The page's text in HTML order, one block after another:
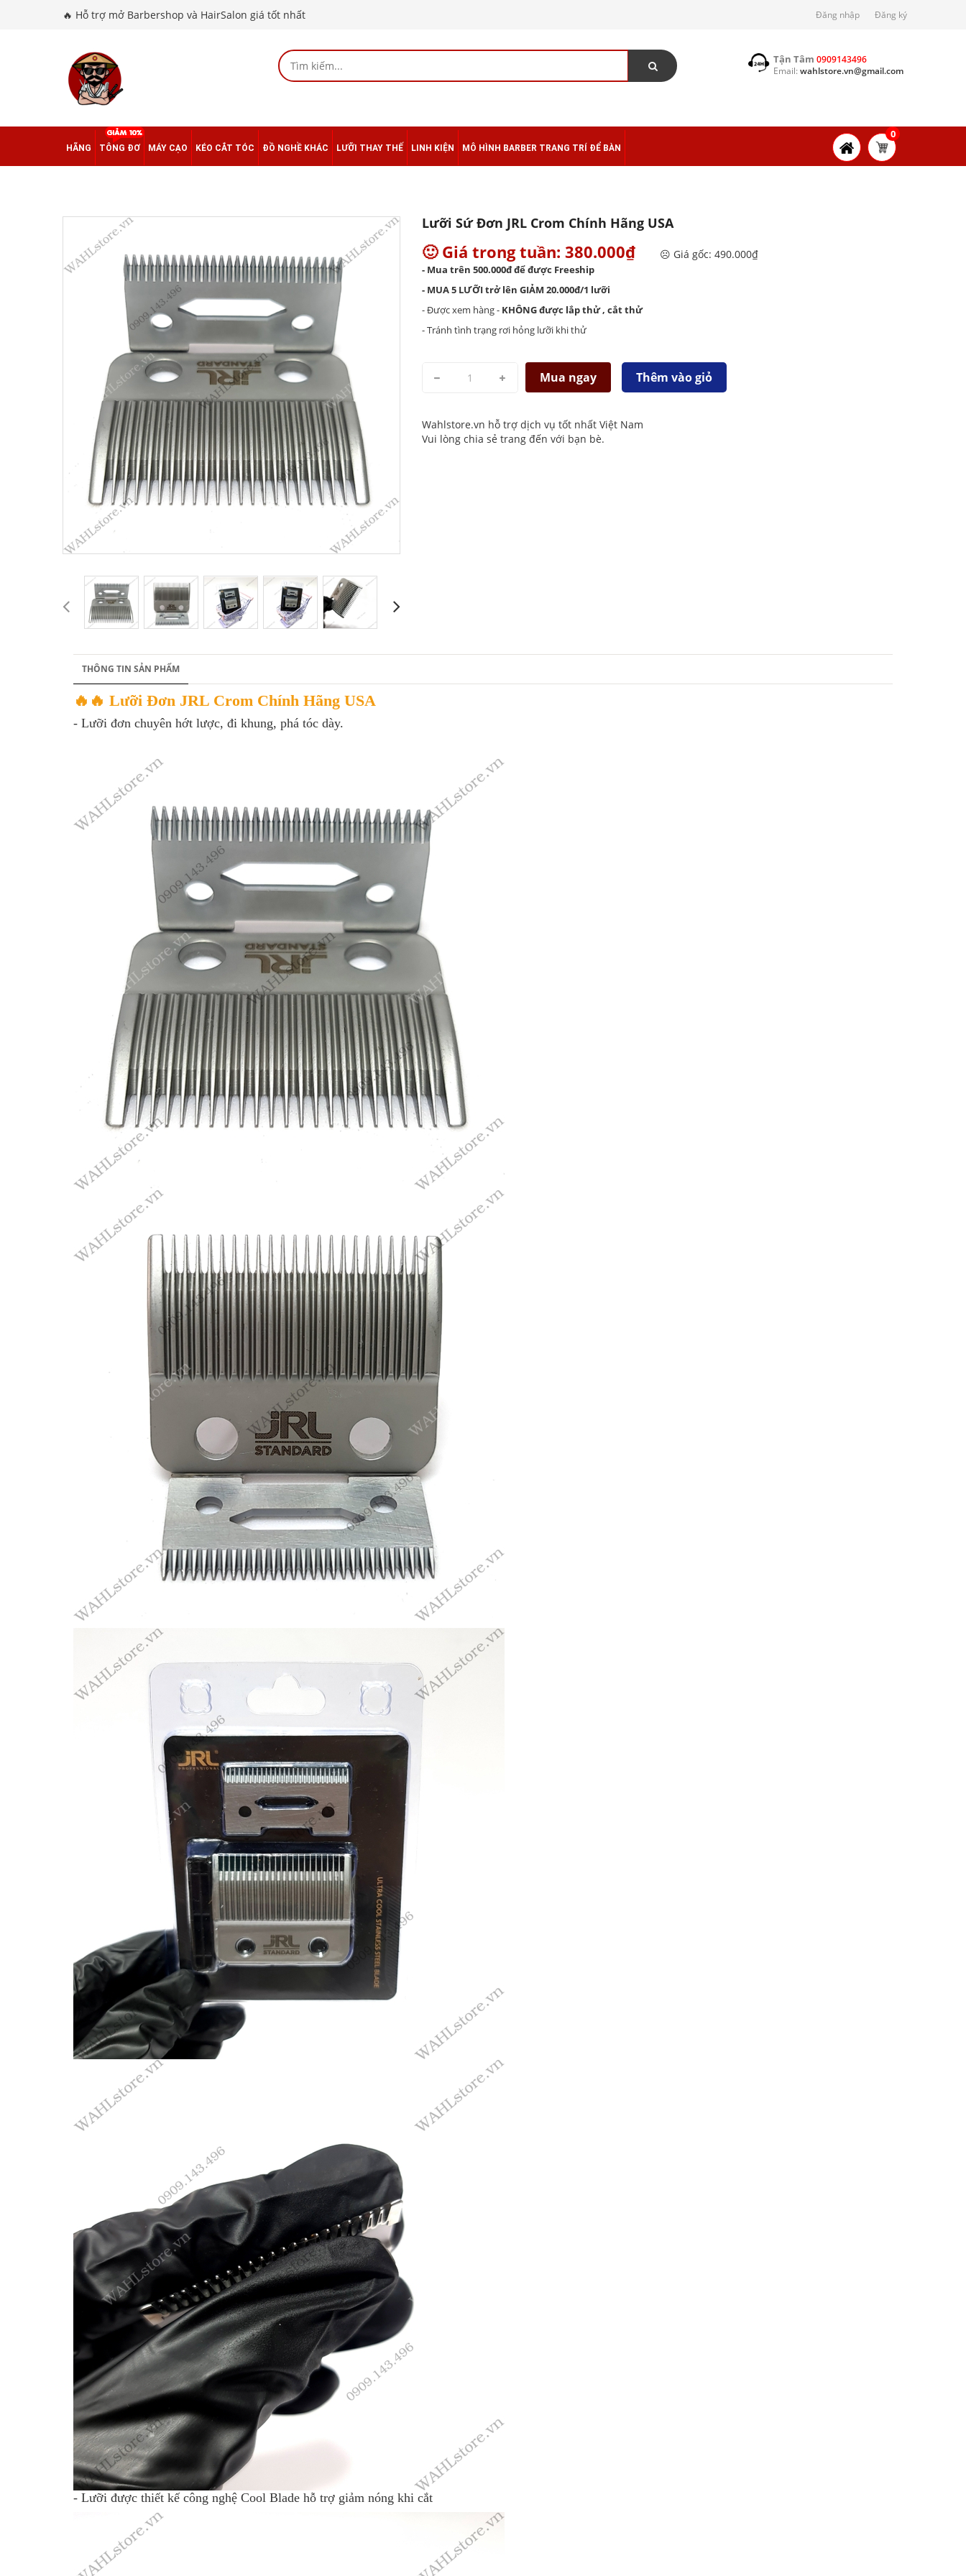
🔥 Hỗ trợ mở Barbershop và HairSalon giá tốt nhất Đăng nhập Đăng ký
Tận Tâm 0909143496
Email: wahlstore.vn@gmail.com
HÃNG TÔNG ĐƠ MÁY CẠO KÉO CẮT TÓC ĐỒ NGHỀ KHÁC LƯỠI THAY THẾ LINH KIỆN MÔ HÌNH BARBER TRANG TRÍ ĐỂ BÀN
0
Lưỡi Sứ Đơn JRL Crom Chính Hãng USA
🙂 Giá trong tuần: 380.000₫ ☹️ Giá gốc: 490.000₫
- Mua trên 500.000đ để được Freeship
- MUA 5 LƯỠI trở lên GIẢM 20.000đ/1 lưỡi
- Được xem hàng - KHÔNG được lắp thử , cắt thử
- Tránh tình trạng rơi hỏng lưỡi khi thử
Thêm vào giỏ
Mua ngay
Wahlstore.vn hỗ trợ dịch vụ tốt nhất Việt Nam
Vui lòng chia sẻ trang đến với bạn bè.
THÔNG TIN SẢN PHẨM
🔥🔥 Lưỡi Đơn JRL Crom Chính Hãng USA
- Lưỡi đơn chuyên hớt lược, đi khung, phá tóc dày.
- Lưỡi được thiết kế công nghệ Cool Blade hỗ trợ giảm nóng khi cắt